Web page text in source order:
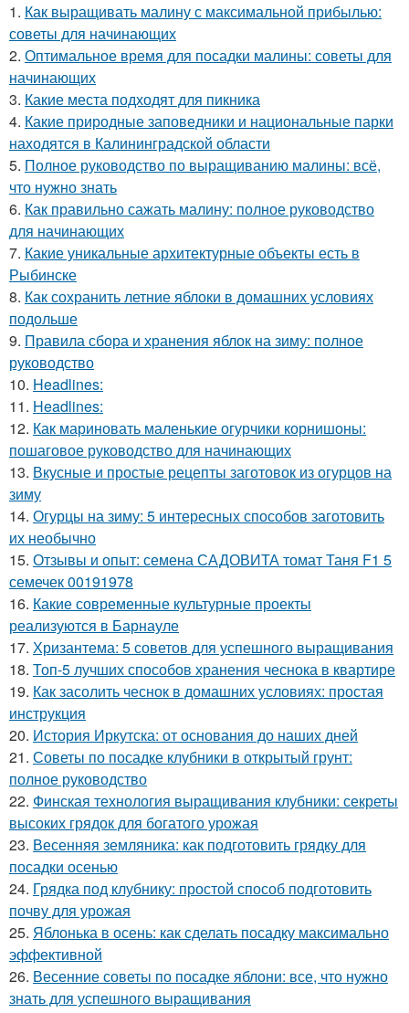
1. Как выращивать малину с максимальной прибылью:
советы для начинающих
2. Оптимальное время для посадки малины: советы для
начинающих
3. Какие места подходят для пикника
4. Какие природные заповедники и национальные парки
находятся в Калининградской области
5. Полное руководство по выращиванию малины: всё,
что нужно знать
6. Как правильно сажать малину: полное руководство
для начинающих
7. Какие уникальные архитектурные объекты есть в
Рыбинске
8. Как сохранить летние яблоки в домашних условиях
подольше
9. Правила сбора и хранения яблок на зиму: полное
руководство
10. Headlines:
11. Headlines:
12. Как мариновать маленькие огурчики корнишоны:
пошаговое руководство для начинающих
13. Вкусные и простые рецепты заготовок из огурцов на
зиму
14. Огурцы на зиму: 5 интересных способов заготовить
их необычно
15. Отзывы и опыт: семена САДОВИТА томат Таня F1 5
семечек 00191978
16. Какие современные культурные проекты
реализуются в Барнауле
17. Хризантема: 5 советов для успешного выращивания
18. Топ-5 лучших способов хранения чеснока в квартире
19. Как засолить чеснок в домашних условиях: простая
инструкция
20. История Иркутска: от основания до наших дней
21. Советы по посадке клубники в открытый грунт:
полное руководство
22. Финская технология выращивания клубники: секреты
высоких грядок для богатого урожая
23. Весенняя земляника: как подготовить грядку для
посадки осенью
24. Грядка под клубнику: простой способ подготовить
почву для урожая
25. Яблонька в осень: как сделать посадку максимально
эффективной
26. Весенние советы по посадке яблони: все, что нужно
знать для успешного выращивания